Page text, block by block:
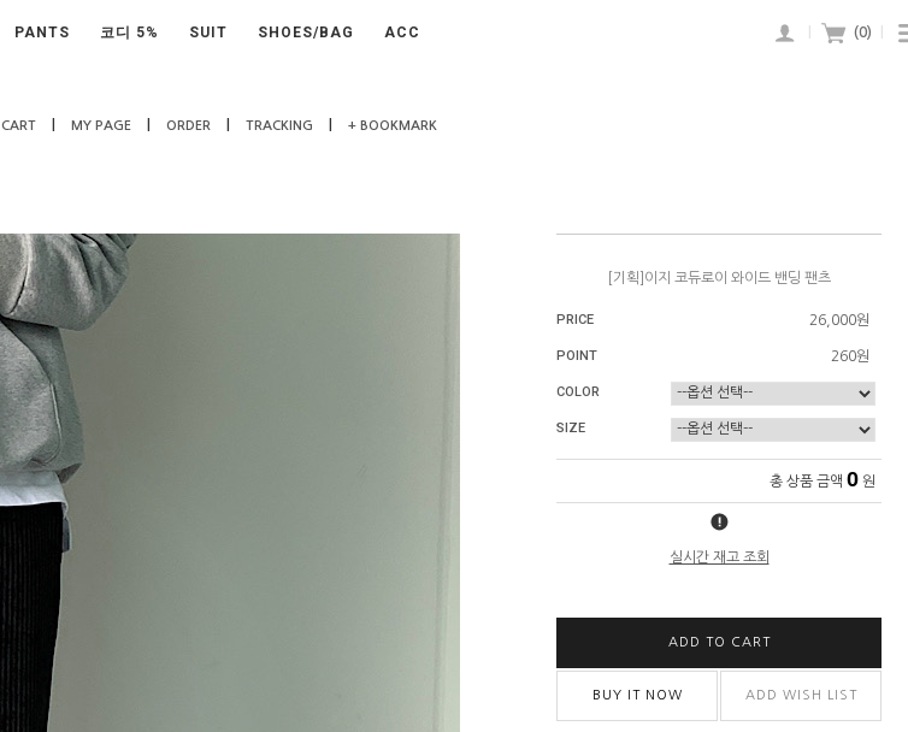
PANTS 코디 5% SUIT SHOES/BAG ACC (0)
CART MY PAGE ORDER TRACKING + BOOKMARK
[기획]이지 코듀로이 와이드 밴딩 팬츠
PRICE 26,000원
POINT 260원
COLOR
SIZE
총 상품 금액 0 원
실시간 재고 조회
ADD TO CART
BUY IT NOW ADD WISH LIST